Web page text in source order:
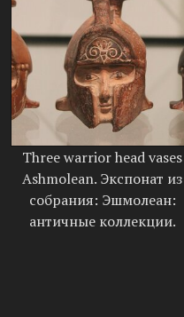
Three warrior head vases
Ashmolean. Экспонат из
собрания: Эшмолеан:
античные коллекции.